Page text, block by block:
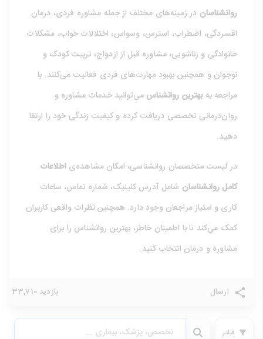
روانشناسان در زمینه‌های مختلف از جمله مشاوره فردی، درمان
افسردگی، اضطراب، استرس، وسواس، اختلالات خواب، مشکلات
خانوادگی و زناشویی، مشاوره قبل از ازدواج، تربیت کودک و
نوجوان و همچنین بهبود مهارت‌های فردی فعالیت می‌کنند. با
مراجعه بهبهترین روانشناس می‌توانید خدمات مشاوره و
روان‌درمانی تخصصی دریافت کرده و کیفیت زندگی خود را ارتقا
دهید.
در لیست متخصصان روانشناسی، امکان مشاهده‌یاطلاعات
کامل روانشناسان شامل آدرس کلینیک، شماره تماس، ساعات
کاری و امتیاز مراجعان وجود دارد. همچنین نظرات واقعی کاربران
کمک می‌کند تا با اطمینان خاطر، بهترین روانشناس را برای
مشاوره و درمان انتخاب کنید.
ارسال بازدید 33,710
فیلتر